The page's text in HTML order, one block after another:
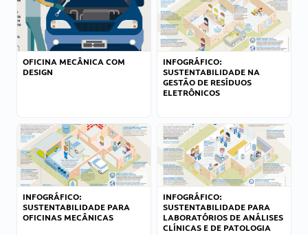
OFICINA MECÂNICA COM
DESIGN
INFOGRÁFICO:
SUSTENTABILIDADE NA
GESTÃO DE RESÍDUOS
ELETRÔNICOS
INFOGRÁFICO:
SUSTENTABILIDADE PARA
OFICINAS MECÂNICAS
INFOGRÁFICO:
SUSTENTABILIDADE PARA
LABORATÓRIOS DE ANÁLISES
CLÍNICAS E DE PATOLOGIA